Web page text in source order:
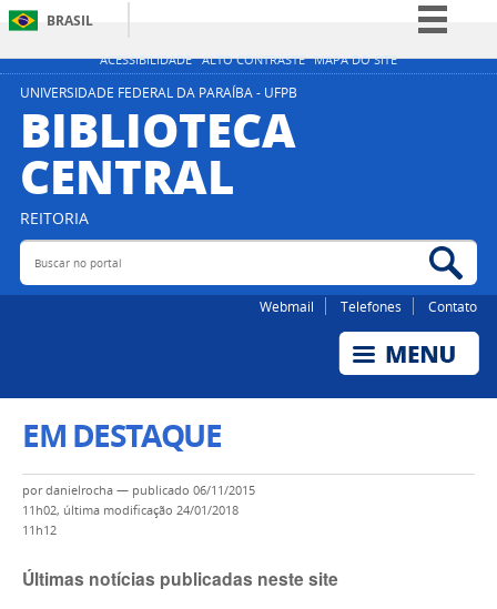
ACESSIBILIDADE ALTO CONTRASTE MAPA DO SITE
BRASIL
Simplifique!
UNIVERSIDADE FEDERAL DA PARAÍBA - UFPB
BIBLIOTECA
CENTRAL
REITORIA
Buscar no portal
Webmail Telefones Contato
EM DESTAQUE
pordanielrocha — publicado 06/11/2015
11h02, última modificação 24/01/2018
11h12
Últimas notícias publicadas neste site